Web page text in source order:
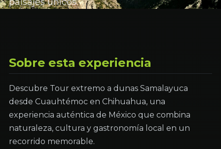
Sobre esta experiencia
Descubre Tour extremo a dunas Samalayuca
desde Cuauhtémoc en Chihuahua, una
experiencia auténtica de México que combina
naturaleza, cultura y gastronomía local en un
recorrido memorable.